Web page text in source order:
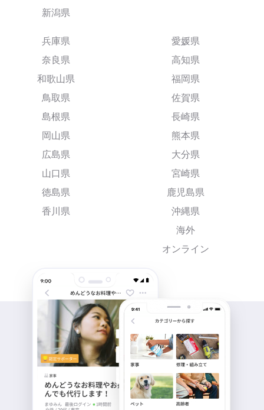
新潟県
兵庫県
奈良県
和歌山県
鳥取県
島根県
岡山県
広島県
山口県
徳島県
香川県
愛媛県
高知県
福岡県
佐賀県
長崎県
熊本県
大分県
宮崎県
鹿児島県
沖縄県
海外
オンライン